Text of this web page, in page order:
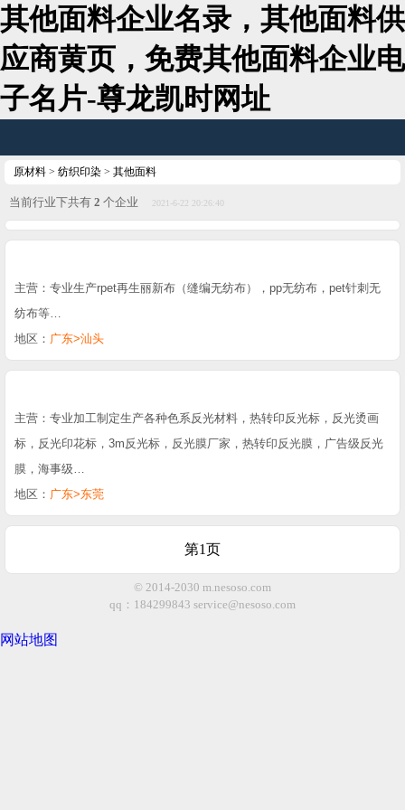
其他面料企业名录，其他面料供
应商黄页，免费其他面料企业电
子名片-尊龙凯时网址
原材料 > 纺织印染 > 其他面料
当前行业下共有 2 个企业 2021-6-22 20:26:40
主营：专业生产rpet再生丽新布（缝编无纺布），pp无纺布，pet针刺无
纺布等…
地区： 广东>汕头
主营：专业加工制定生产各种色系反光材料，热转印反光标，反光烫画
标，反光印花标，3m反光标，反光膜厂家，热转印反光膜，广告级反光
膜，海事级…
地区： 广东>东莞
第1页
© 2014-2030 m.nesoso.com
qq：184299843 service@nesoso.com
网站地图